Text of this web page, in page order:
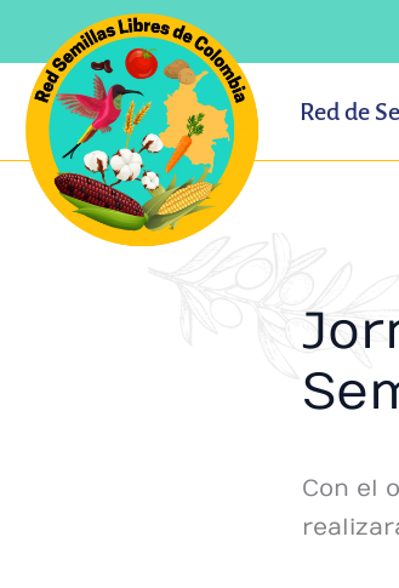
al
contenido
Red de
Con el